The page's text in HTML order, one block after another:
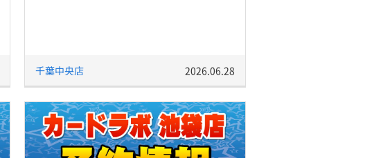
千葉中央店 2026.06.28